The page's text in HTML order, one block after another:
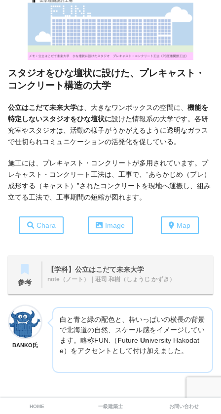
スタジオをひな壇状に設けた、 プレキャスト・
コンクリート構造の大学
公立はこだて未来大学は、大きなワンボックスの空間に、 機能を
特定しないスタジオをひな壇状に設けた情報系の大学です。各研
究室やスタジオは、活動の様子がうかがえるように透明なガラス
で仕切られコミュニケーションの活発化を促している。
施工には、プレキャスト・コンクリートが多用されています。プ
レキャスト・コンクリート工法は、工事で、“あらかじめ（プレ）
成形する（キャスト）”されたコンクリートを現地へ運搬し、組み
立てる工法で、工事期間の短縮が図れます。
Chara Image Map
参考
【学科】公立はこだて未来大学
note（ノート） ｜荘司 和樹（しょうじ かずき）
BANKO氏
白と青と緑の配色と、枠いっぱいの横長の背景
で北海道の自然、スケール感をイメージしてい
ます。略称FUN.（ Future University Hakodat
e）をアクセントとして付け加えました。
HOME 一級建築士 お問い合わせ